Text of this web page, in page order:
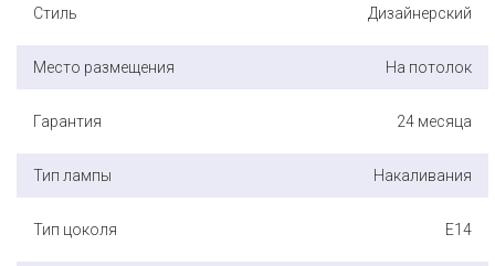
Стиль Дизайнерский
Место размещения На потолок
Гарантия 24 месяца
Тип лампы Накаливания
Тип цоколя E14